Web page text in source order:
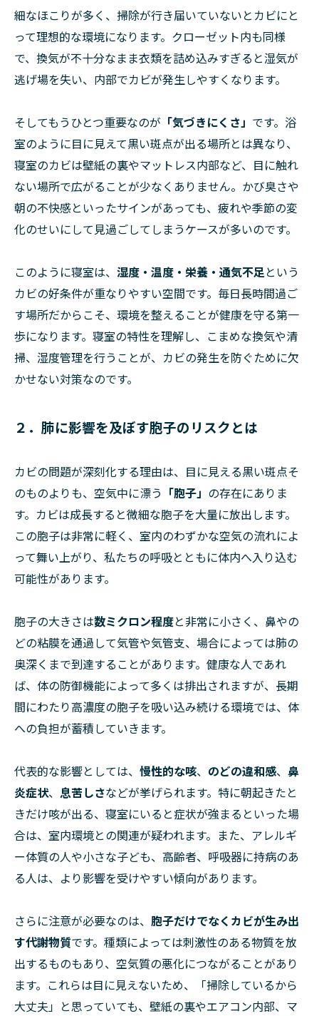
細なほこりが多く、掃除が行き届いていないとカビにと
って理想的な環境になります。クローゼット内も同様
で、換気が不十分なまま衣類を詰め込みすぎると湿気が
逃げ場を失い、内部でカビが発生しやすくなります。
そしてもうひとつ重要なのが 「気づきにくさ」 です。浴
室のように目に見えて黒い斑点が出る場所とは異なり、
寝室のカビは壁紙の裏やマットレス内部など、目に触れ
ない場所で広がることが少なくありません。かび臭さや
朝の不快感といったサインがあっても、疲れや季節の変
化のせいにして見過ごしてしまうケースが多いのです。
このように寝室は、 湿度・温度・栄養・通気不足という
カビの好条件が重なりやすい空間です。毎日長時間過ご
す場所だからこそ、環境を整えることが健康を守る第一
歩になります。寝室の特性を理解し、こまめな換気や清
掃、湿度管理を行うことが、カビの発生を防ぐために欠
かせない対策なのです。
２．肺に影響を及ぼす胞子のリスクとは
カビの問題が深刻化する理由は、目に見える黒い斑点そ
のものよりも、空気中に漂う 「胞子」 の存在にありま
す。カビは成長すると微細な胞子を大量に放出します。
この胞子は非常に軽く、室内のわずかな空気の流れによ
って舞い上がり、私たちの呼吸とともに体内へ入り込む
可能性があります。
胞子の大きさは数ミクロン程度と非常に小さく、鼻やの
どの粘膜を通過して気管や気管支、場合によっては肺の
奥深くまで到達することがあります。健康な人であれ
ば、体の防御機能によって多くは排出されますが、長期
間にわたり高濃度の胞子を吸い込み続ける環境では、体
への負担が蓄積していきます。
代表的な影響としては、 慢性的な咳、 のどの違和感、 鼻
炎症状、 息苦しさなどが挙げられます。特に朝起きたと
きだけ咳が出る、寝室にいると症状が強まるといった場
合は、室内環境との関連が疑われます。また、アレルギ
ー体質の人や小さな子ども、高齢者、呼吸器に持病のあ
る人は、より影響を受けやすい傾向があります。
さらに注意が必要なのは、 胞子だけでなくカビが生み出
す代謝物質です。種類によっては刺激性のある物質を放
出するものもあり、空気質の悪化につながることがあり
ます。これらは目に見えないため、「掃除しているから
大丈夫」と思っていても、壁紙の裏やエアコン内部、マ